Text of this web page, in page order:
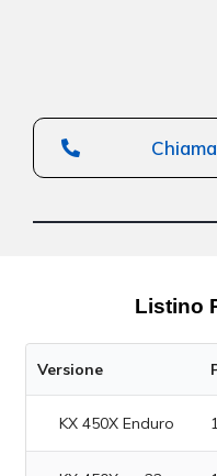
Listino
Versione
KX 450X Enduro